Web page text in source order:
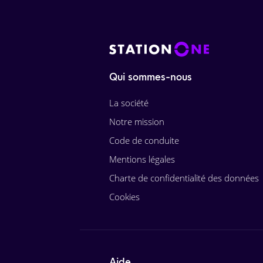
Qui sommes-nous
La société
Notre mission
Code de conduite
Mentions légales
Charte de confidentialité des données
Cookies